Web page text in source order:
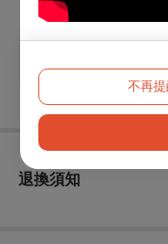
不再
※如有購買本節目輪
單位 許祐元 辦理，聯
退換須知